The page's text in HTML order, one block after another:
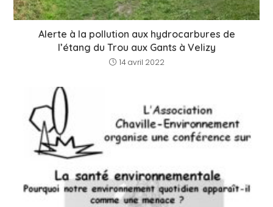
Alerte à la pollution aux hydrocarbures de
l’étang du Trou aux Gants à Velizy
14 avril 2022